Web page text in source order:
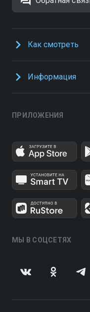
Как смотреть
Информация
ПРИЛОЖЕНИЯ
МЫ В СОЦСЕТЯХ